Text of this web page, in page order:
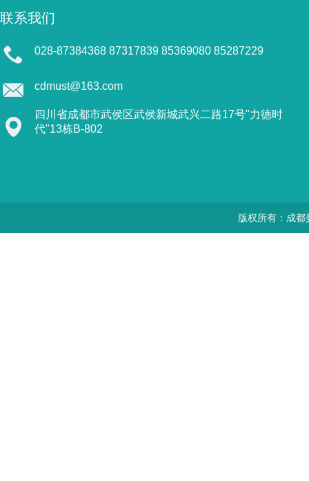
联系我们
028-87384368 87317839 85369080 85287229
cdmust@163.com
四川省成都市武侯区武侯新城武兴二路17号"力德时
代"13栋B-802
版权所有：成